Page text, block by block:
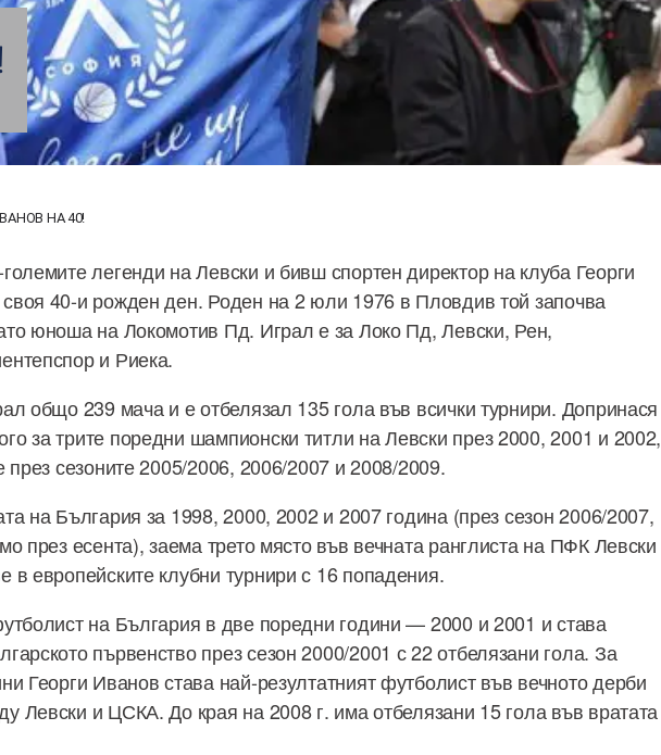
НА 40!
легенди на Левски и бивш спортен директор на клуба Георги
40-и рожден ден. Роден на 2 юли 1976 в Пловдив той започва
юноша на Локомотив Пд. Играл е за Локо Пд, Левски, Рен,
и Риека.
общо 239 мача и е отбелязал 135 гола във всички турнири. Допринася
за трите поредни шампионски титли на Левски през 2000, 2001 и 2002,
през сезоните 2005/2006, 2006/2007 и 2008/2009.
на България за 1998, 2000, 2002 и 2007 година (през сезон 2006/2007,
през есента), заема трето място във вечната ранглиста на ПФК Левски
в европейските клубни турнири с 16 попадения.
на България в две поредни години — 2000 и 2001 и става
първенство през сезон 2000/2001 с 22 отбелязани гола. За
Георги Иванов става най-резултатният футболист във вечното дерби
Левски и ЦСКА. До края на 2008 г. има отбелязани 15 гола във вратата